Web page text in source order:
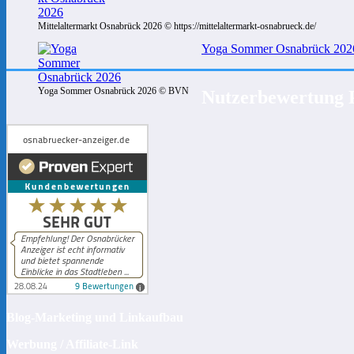
Mittelaltermarkt Osnabrück 2026 © https://mittelaltermarkt-osnabrueck.de/
Yoga Sommer Osnabrück 2026 © BVN
Yoga Sommer Osnabrück